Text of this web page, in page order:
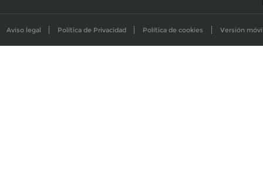
Aviso legal Política de Privacidad Política de cookies Versión